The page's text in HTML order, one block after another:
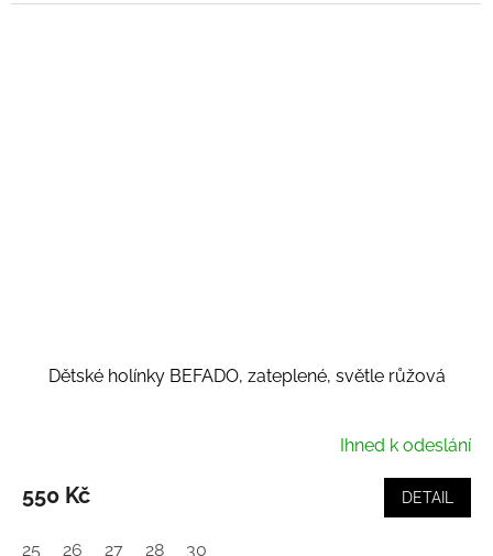
Dětské holínky BEFADO, zateplené, světle růžová
Ihned k odeslání
550 Kč DETAIL
25 26 27 28 30